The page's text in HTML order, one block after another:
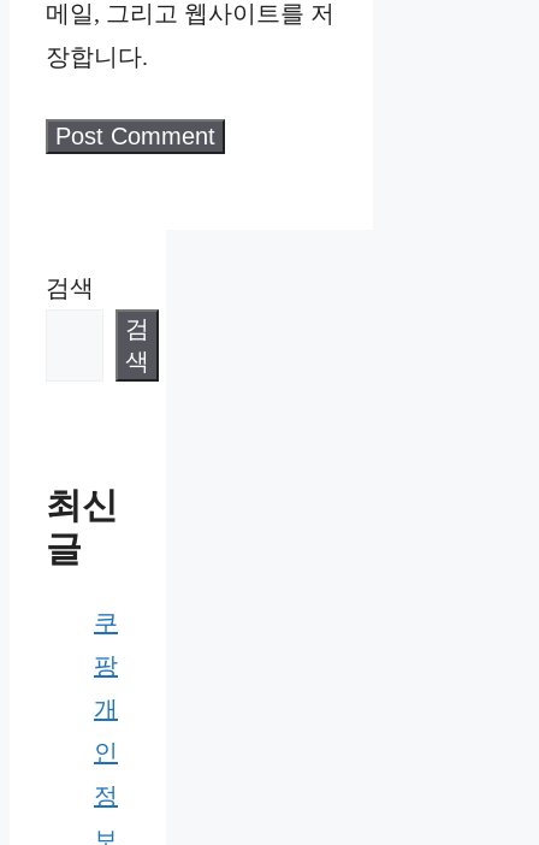
메일, 그리고 웹사이트를 저
장합니다.
검색
검
색
최신
글
쿠
팡
개
인
정
보